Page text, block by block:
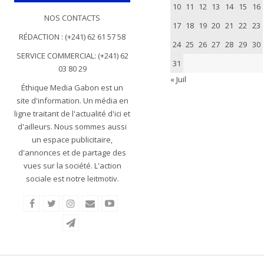
NOS CONTACTS
RÉDACTION : (+241) 62 61 57 58
SERVICE COMMERCIAL: (+241) 62
03 80 29
Éthique Media Gabon est un
site d'information. Un média en
ligne traitant de l'actualité d'ici et
d'ailleurs. Nous sommes aussi
un espace publicitaire,
d'annonces et de partage des
vues sur la société. L'action
sociale est notre leitmotiv.
10 11 12 13 14 15
16
17 18 19 20 21 22 23
24 25 26 27 28 29 30
31
« Juil